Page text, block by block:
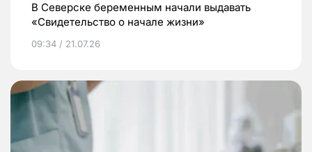
В Северске беременным начали выдавать
«Свидетельство о начале жизни»
09:34 / 21.07.26